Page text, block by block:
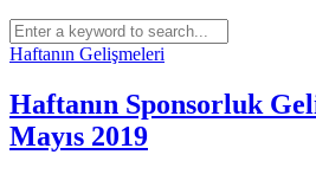
Haftanın Gelişmeleri
Haftanın Sponsorluk
Mayıs 2019